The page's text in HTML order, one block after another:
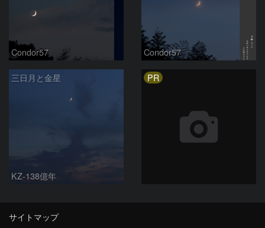
Condor57 Condor57
三日月と金星
KZ-138億年
PR
サイトマップ